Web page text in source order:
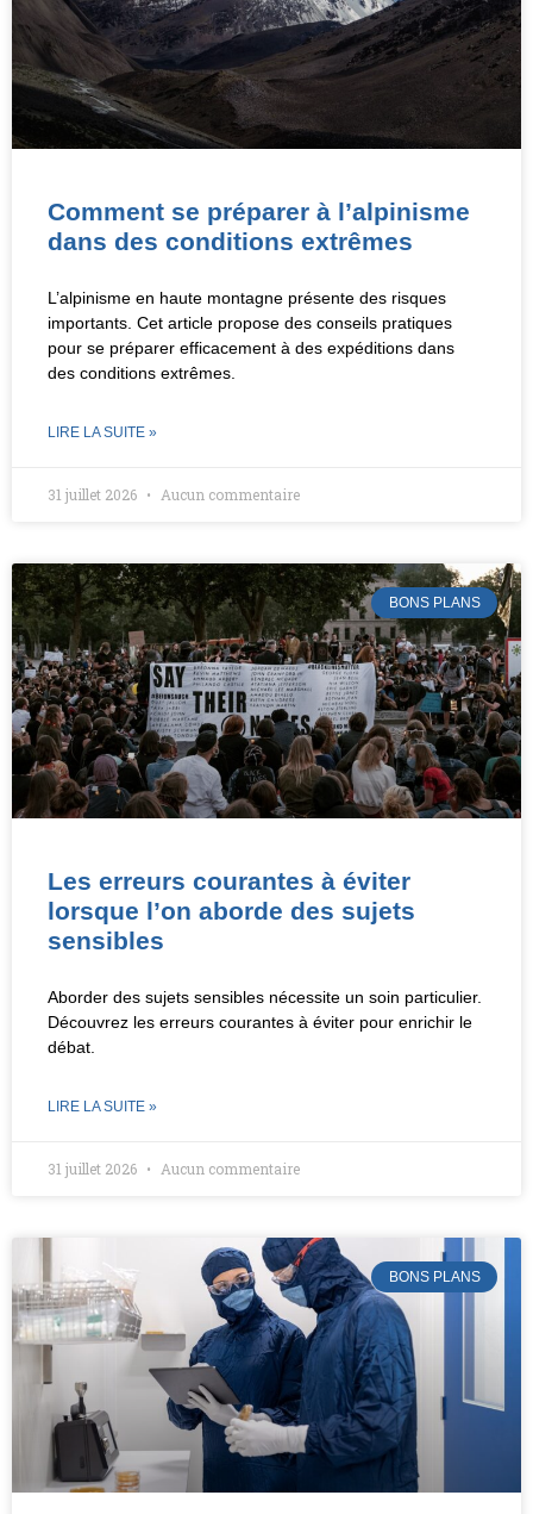
Comment se préparer à l’alpinisme
dans des conditions extrêmes
L’alpinisme en haute montagne présente des risques
importants. Cet article propose des conseils pratiques
pour se préparer efficacement à des expéditions dans
des conditions extrêmes.
LIRE LA SUITE »
31 juillet 2026 Aucun commentaire
BONS PLANS
Les erreurs courantes à éviter
lorsque l’on aborde des sujets
sensibles
Aborder des sujets sensibles nécessite un soin particulier.
Découvrez les erreurs courantes à éviter pour enrichir le
débat.
LIRE LA SUITE »
31 juillet 2026 Aucun commentaire
BONS PLANS